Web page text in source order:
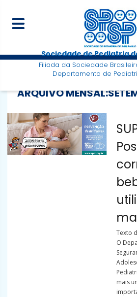
Sociedade de Pediatria
Filiada da Sociedade
Departamento de
ARQUIVO MENSAL:
Texto
O
mais